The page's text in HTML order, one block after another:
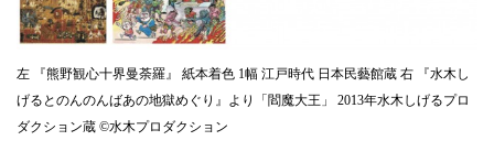
左 『熊野観心十界曼荼羅』 紙本着色 1幅 江戸時代 日本民藝館蔵 右 『水木し
げるとのんのんばあの地獄めぐり』より「閻魔大王」 2013年水木しげるプロ
ダクション蔵 ©︎水木プロダクション